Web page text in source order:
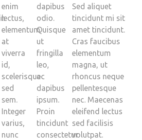
enim
lectus,
elementum
at
viverra
id,
scelerisque
sed
sem.
Integer
varius,
nunc
dapibus
odio.
Quisque
ut
fringilla
leo,
ac
dapibus
ipsum.
Proin
tincidunt
consectetur
Sed aliquet
tincidunt mi sit
amet tincidunt.
Cras faucibus
elementum
magna, ut
rhoncus neque
pellentesque
nec. Maecenas
eleifend lectus
sed facilisis
volutpat.